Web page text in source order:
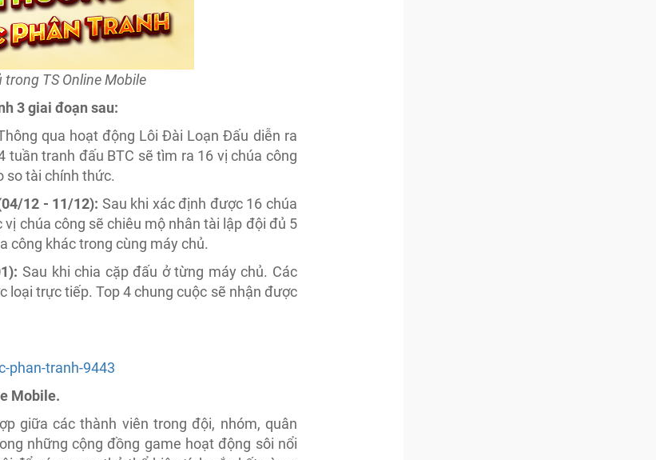
TS Online Mobile
3 giai đoạn sau:
qua hoạt động Lôi Đài Loạn Đấu diễn ra
tranh đấu BTC sẽ tìm ra 16 vị chúa công
so tài chính thức.
12 - 11/12): Sau khi xác định được 16 chúa
chúa công sẽ chiêu mộ nhân tài lập đội đủ 5
công khác trong cùng máy chủ.
Sau khi chia cặp đấu ở từng máy chủ. Các
loại trực tiếp. Top 4 chung cuộc sẽ nhận được
phan-tranh-9443
Mobile.
giữa các thành viên trong đội, nhóm, quân
những cộng đồng game hoạt động sôi nổi